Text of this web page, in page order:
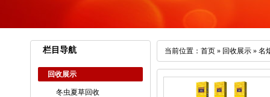
栏目导航
回收展示
冬虫夏草回收
当前位置： 首页 » 回收展示 » 名